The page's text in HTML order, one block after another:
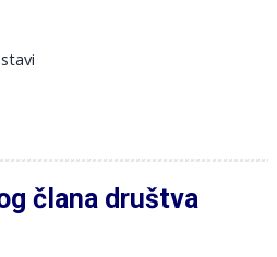
člana društva